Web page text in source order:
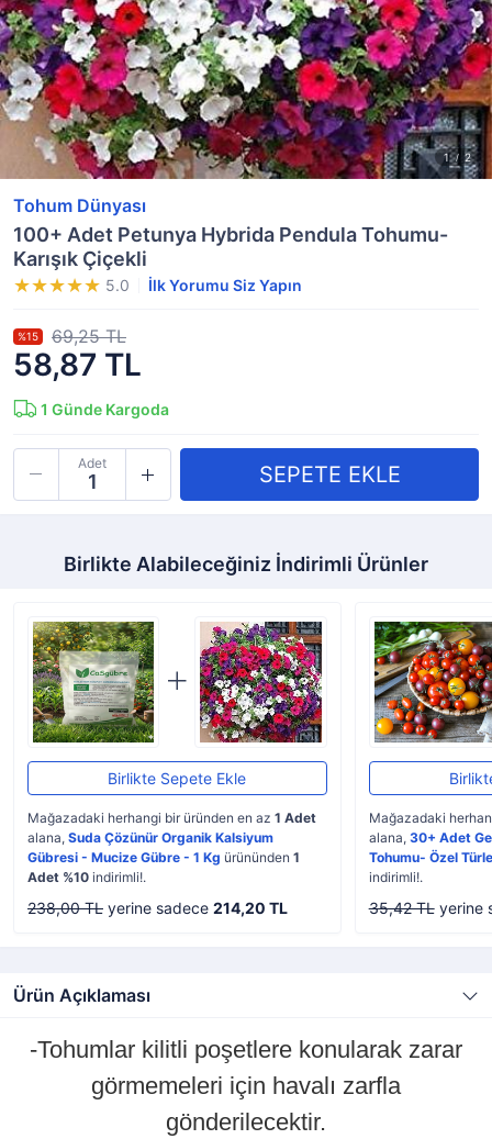
Tohum Dünyası
100+ Adet Petunya Hybrida Pendula Tohumu-
Karışık Çiçekli
5.0 İlk Yorumu Siz Yapın
58,87 TL
%15 69,25 TL
1 Günde Kargoda
Adet
Birlikte Alabileceğiniz İndirimli Ürünler
Birlikte Sepete Ekle
Mağazadaki herhangi bir üründen en az 1 Adet
alana, Suda Çözünür Organik Kalsiyum
Gübresi - Mucize Gübre - 1 Kg ürününden 1
Adet %10 indirimli!.
238,00 TL yerine sadece 214,20 TL
Mağazadaki
alana, 30+ Adet
Tohumu- Özel
indirimli!.
35,42 TLyerine
Ürün Açıklaması
-Tohumlar kilitli poşetlere konularak zarar
görmemeleri için havalı zarfla
gönderilecektir.